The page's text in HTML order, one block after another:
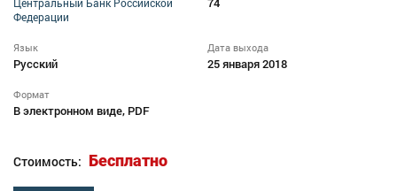
Центральный Банк Российской
Федерации
Язык
Русский
Дата выхода
25 января 2018
Формат
В электронном виде, PDF
Стоимость: Бесплатно